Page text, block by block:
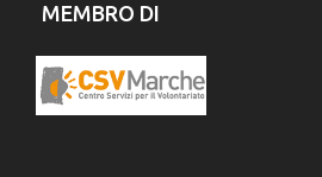
MEMBRO DI